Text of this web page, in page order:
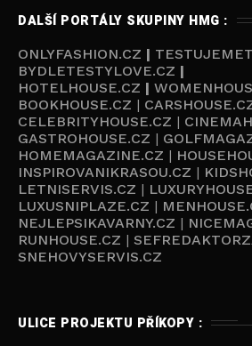
DALŠÍ PORTÁLY SKUPINY HMG :
ONLYFASHION.CZ |
BYDLETESTYLOVE.CZ |
HOTELHOUSE.CZ |
BOOKHOUSE.CZ |
CELEBRITYHOUSE.CZ |
GASTROHOUSE.CZ |
HOMEMAGAZINE.CZ |
INSPIROVANIKRASOU.CZ |
LETNISERVIS.CZ |
LUXUSNIPLAZE.CZ |
NEJLEPSIKAVARNY.CZ |
RUNHOUSE.CZ |
SNEHOVYSERVIS.CZ
ULICE PROJEKTU PŘÍKOPY :